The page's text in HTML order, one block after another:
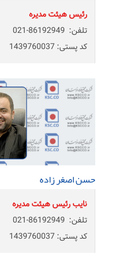
رئیس هیئت مدیره
تلفن: 86192949-021
کد پستی: 1439760037
حسن اصغر زاده
نایب رئیس هیئت مدیره
تلفن: 86192949-021
کد پستی: 1439760037